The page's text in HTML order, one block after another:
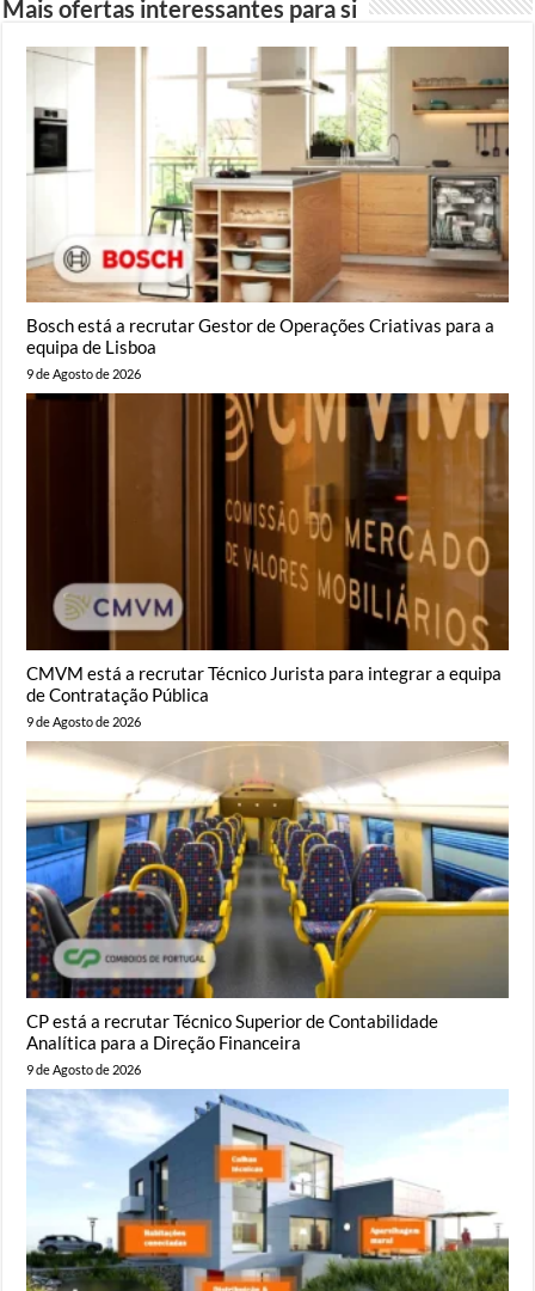
Mais ofertas interessantes para si
Bosch está a recrutar Gestor de Operações Criativas para a
equipa de Lisboa
9 de Agosto de 2026
CMVM está a recrutar Técnico Jurista para integrar a equipa
de Contratação Pública
9 de Agosto de 2026
CP está a recrutar Técnico Superior de Contabilidade
Analítica para a Direção Financeira
9 de Agosto de 2026